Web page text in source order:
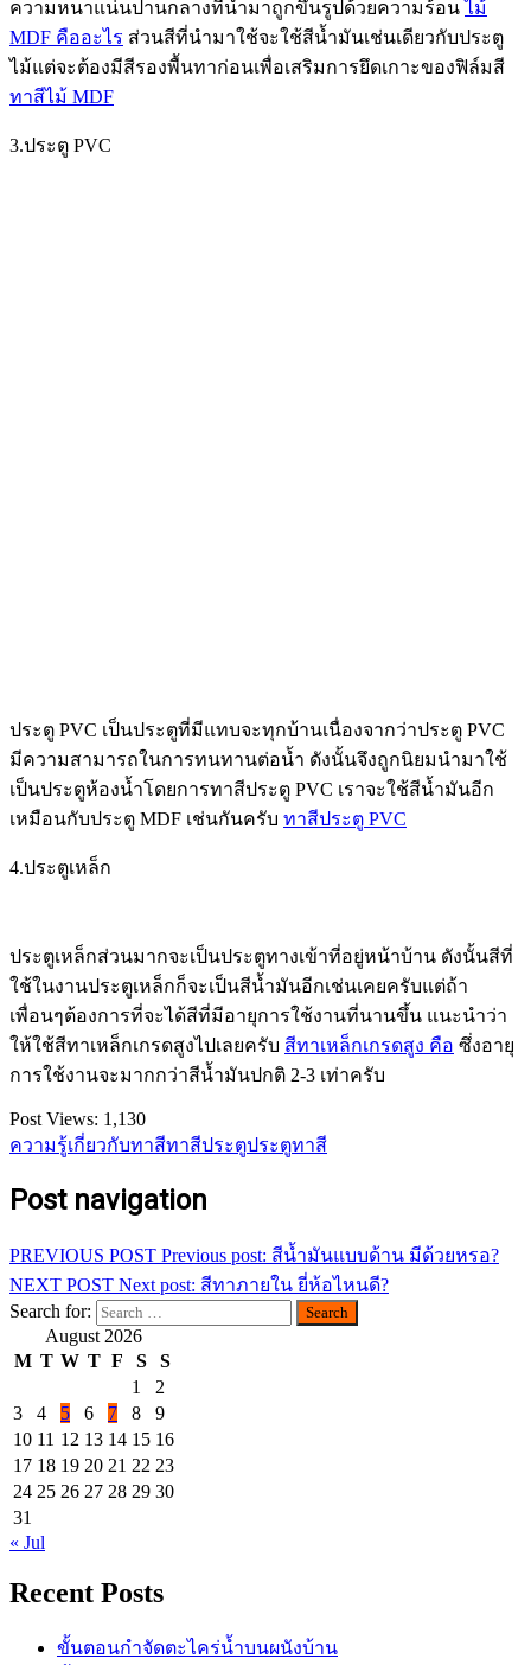
ความหนาแน่นปานกลางที่นำมาถูกขึ้นรูปด้วยความร้อนไม้
MDF คืออะไร ส่วนสีที่นำมาใช้จะใช้สีน้ำมันเช่นเดียวกับประตู
ไม้แต่จะต้องมีสีรองพื้นทาก่อนเพื่อเสริมการยึดเกาะของฟิล์มสี
ทาสีไม้ MDF
3.ประตู PVC
ประตู PVC เป็นประตูที่มีแทบจะทุกบ้านเนื่องจากว่าประตู PVC
มีความสามารถในการทนทานต่อน้ำ ดังนั้นจึงถูกนิยมนำมาใช้
เป็นประตูห้องน้ำโดยการทาสีประตู PVC เราจะใช้สีน้ำมันอีก
เหมือนกับประตู MDF เช่นกันครับ ทาสีประตู PVC
4.ประตูเหล็ก
ประตูเหล็กส่วนมากจะเป็นประตูทางเข้าที่อยู่หน้าบ้าน ดังนั้นสีที่
ใช้ในงานประตูเหล็กก็จะเป็นสีน้ำมันอีกเช่นเคยครับแต่ถ้า
เพื่อนๆต้องการที่จะได้สีที่มีอายุการใช้งานที่นานขึ้น แนะนำว่า
ให้ใช้สีทาเหล็กเกรดสูงไปเลยครับ สีทาเหล็กเกรดสูง คือ ซึ่งอายุ
การใช้งานจะมากกว่าสีน้ำมันปกติ 2-3 เท่าครับ
Post Views: 1,130
ความรู้เกี่ยวกับทาสีทาสีประตูประตูทาสี
Post navigation
PREVIOUS POST Previous post: สีน้ำมันแบบด้าน มีด้วยหรอ?
NEXT POST Next post: สีทาภายใน ยี่ห้อไหนดี?
Search for:
August 2026
M T W T F S
S
1
2
3
4 5 6 7 8
9
10 11 12 13 14 15 16
17 18 19 20 21 22 23
24 25 26 27 28 29 30
31
« Jul
Recent Posts
ขั้นตอนกำจัดตะไคร่น้ำบนผนังบ้าน